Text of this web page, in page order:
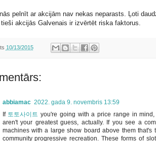
pelnīt ar akcijām nav nekas neparasts. Ļoti
akcijās Galvenais ir izvērtēt riska faktorus.
10/13/2015
abbiamac 2022. gada 9. novembris 13:59
If 토토사이트 you're going with a price range in
aren't your greatest guess, actually. If you see a
machines with a large show board above them that's
community progressive recreation. These forms of